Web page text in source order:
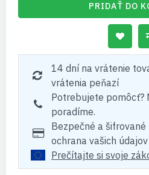
PRIDAŤ DO
14 dní na vrátenie
vrátenia peňazí
Potrebujete pomôcť?
poradíme.
Bezpečné a
ochrana vašich údajov
Prečítajte si svoje